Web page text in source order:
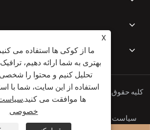
محفوظ است.
RSS XML سیاست حفظ حریم خصوصی
X
ما از کوکی ها استفاده می
بهتری به شما ارائه دهیم،
تحلیل کنیم و محتوا را
استفاده از این سایت، شما با
ها موافقت می کنید.
خصوصی